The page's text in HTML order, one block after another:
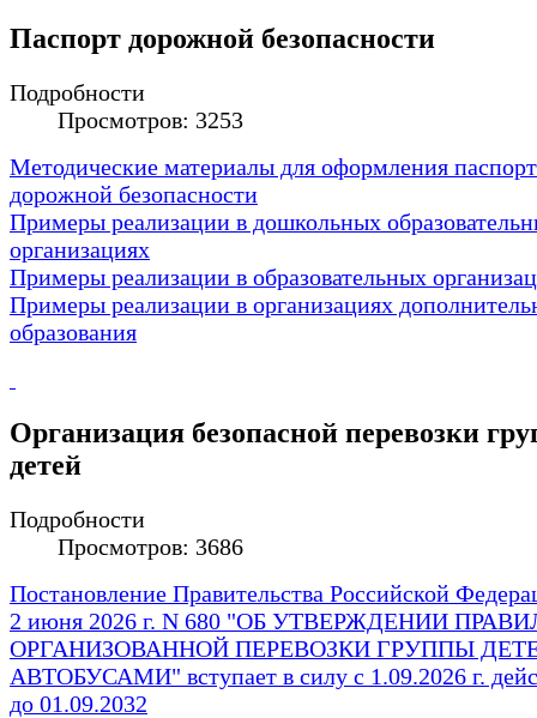
Паспорт дорожной безопасности
Подробности
Просмотров: 3253
Методические материалы для оформления
дорожной безопасности
Примеры реализации в дошкольных
организациях
Примеры реализации в образовательных
Примеры реализации в организациях
образования
Организация безопасной перевозки
детей
Подробности
Просмотров: 3686
Постановление Правительства Российской
2 июня 2026 г. N 680 "ОБ УТВЕРЖДЕНИИ
ОРГАНИЗОВАННОЙ ПЕРЕВОЗКИ ГРУППЫ
АВТОБУСАМИ" вступает в силу с 1.09.2026 г.
до 01.09.2032